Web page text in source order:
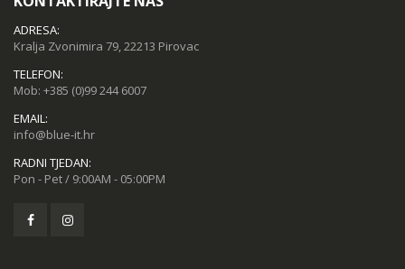
ADRESA:
Kralja Zvonimira 79, 22213 Pirovac
TELEFON:
Mob: +385 (0)99 244 6007
EMAIL:
info@blue-it.hr
RADNI TJEDAN:
Pon - Pet / 9:00AM - 05:00PM